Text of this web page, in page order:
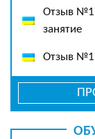
Отзыв
занятие
Отзыв